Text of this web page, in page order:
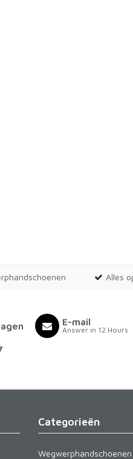
Alles
E-mail
Answer in 12 Hours
Categorieën
Wegwerphandschoenen